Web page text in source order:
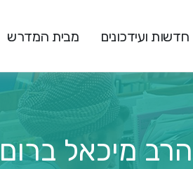
חדשות ועידכונים מבית המדרש
הרב מיכאל ברום